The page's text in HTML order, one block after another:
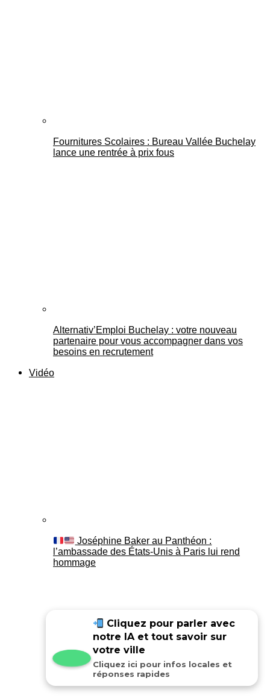
Fournitures Scolaires : Bureau Vallée Buchelay
lance une rentrée à prix fous
Alternativ’Emploi Buchelay : votre nouveau
partenaire pour vous accompagner dans vos
besoins en recrutement
Vidéo
Joséphine Baker au Panthéon :
l’ambassade des États-Unis à Paris lui rend
hommage
Cliquez pour parler avec
notre IA et tout savoir sur
votre ville
Cliquez ici pour infos locales et
réponses rapides